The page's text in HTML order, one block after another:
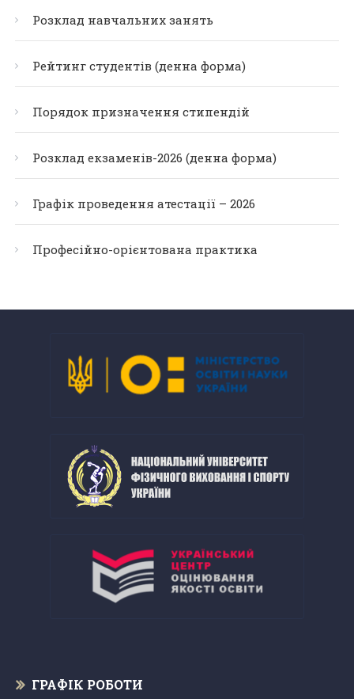
Розклад навчальних занять
Рейтинг студентів (денна форма)
Порядок призначення стипендій
Розклад екзаменів-2026 (денна форма)
Графік проведення атестації – 2026
Професійно-орієнтована практика
ГРАФІК РОБОТИ